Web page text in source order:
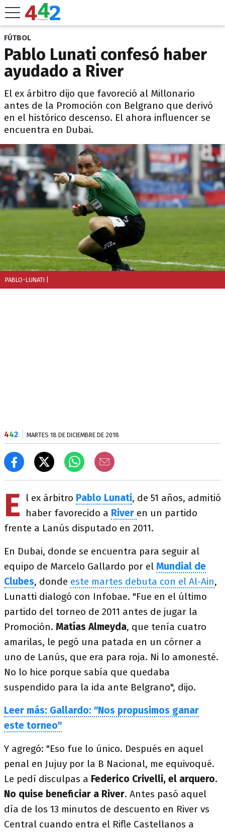
FÚTBOL
Pablo Lunati confesó haber
ayudado a River
El ex árbitro dijo que favoreció al Millonario
antes de la Promoción con Belgrano que derivó
en el histórico descenso. El ahora influencer se
encuentra en Dubai.
PABLO-LUNATI
442 MARTES 18 DE DICIEMBRE DE 2018
E l ex árbitro Pablo Lunati, de 51 años, admitió
haber favorecido a River en un partido
frente a Lanús disputado en 2011.
En Dubai, donde se encuentra para seguir al
equipo de Marcelo Gallardo por el Mundial de
Clubes, donde este martes debuta con el Al-Ain,
Lunatti dialogó con Infobae. "Fue en el último
partido del torneo de 2011 antes de jugar la
Promoción. Matías Almeyda, que tenía cuatro
amarilas, le pegó una patada en un córner a
uno de Lanús, que era para roja. Ni lo amonesté.
No lo hice porque sabía que quedaba
suspendido para la ida ante Belgrano", dijo.
Leer más: Gallardo: "Nos propusimos ganar
este torneo"
Y agregó: "Eso fue lo único. Después en aquel
penal en Jujuy por la B Nacional, me equivoqué.
Le pedí disculpas a Federico Crivelli, el arquero.
No quise beneficiar a River. Antes pasó aquel
día de los 13 minutos de descuento en River vs
Central cuando entra el Rifle Castellanos a